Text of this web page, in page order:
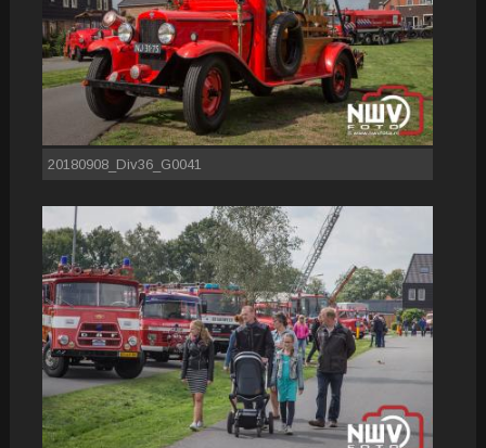
20180908_Div36_G0041